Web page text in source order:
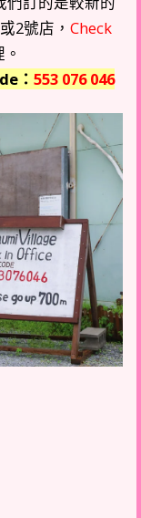
2號店， Check
。
： 553 076 046